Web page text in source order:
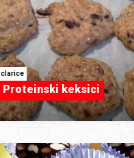
clarice
Proteinski keksici